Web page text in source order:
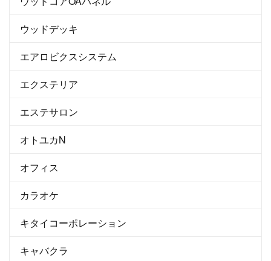
ウッドデッキ
エアロビクスシステム
エクステリア
エステサロン
オトユカN
オフィス
カラオケ
キタイコーポレーション
キャバクラ